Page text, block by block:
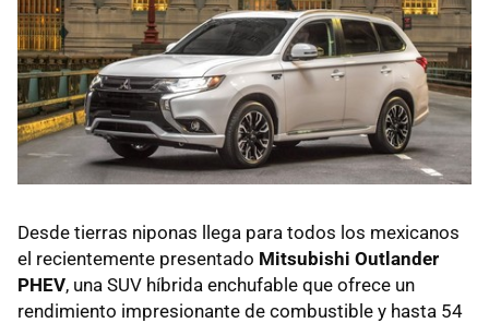
Desde tierras niponas llega para todos los mexicanos
el recientemente presentado Mitsubishi Outlander
PHEV, una SUV híbrida enchufable que ofrece un
rendimiento impresionante de combustible y hasta 54